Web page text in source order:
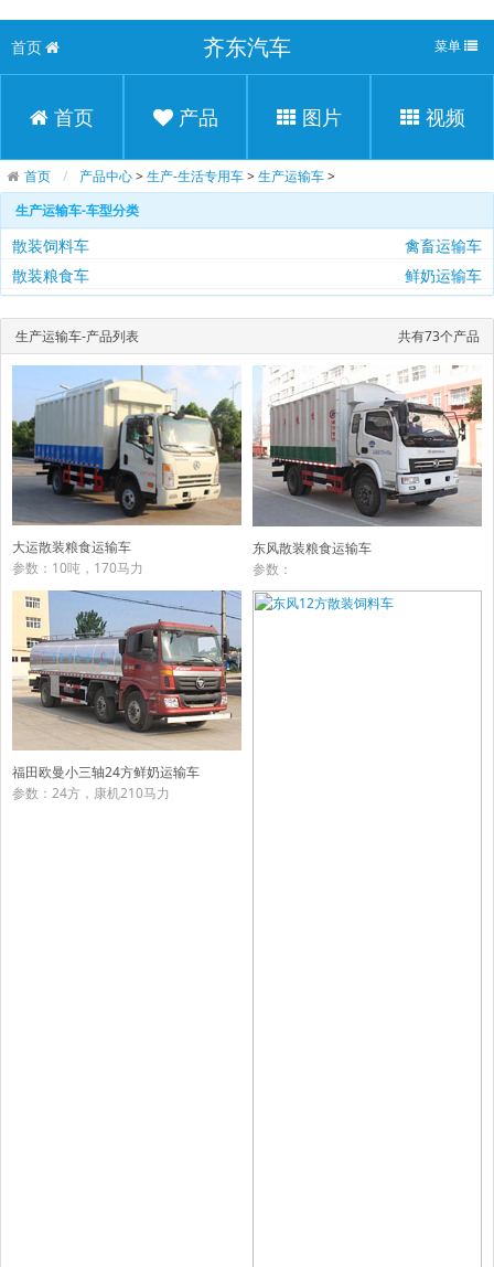
首页 齐东汽车 菜单
首页 产品 图片 视频
首页 产品中心>生产-生活专用车>生产运输车>
生产运输车-车型分类
散装饲料车
禽畜运输车
散装粮食车
鲜奶运输车
生产运输车-产品列表 共有73个产品
大运散装粮食运输车
参数：10吨，170马力
东风散装粮食运输车
参数：
福田欧曼小三轴24方鲜奶运输车
参数：24方，康机210马力